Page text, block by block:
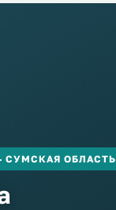
СУМСКАЯ ОБЛАСТЬ